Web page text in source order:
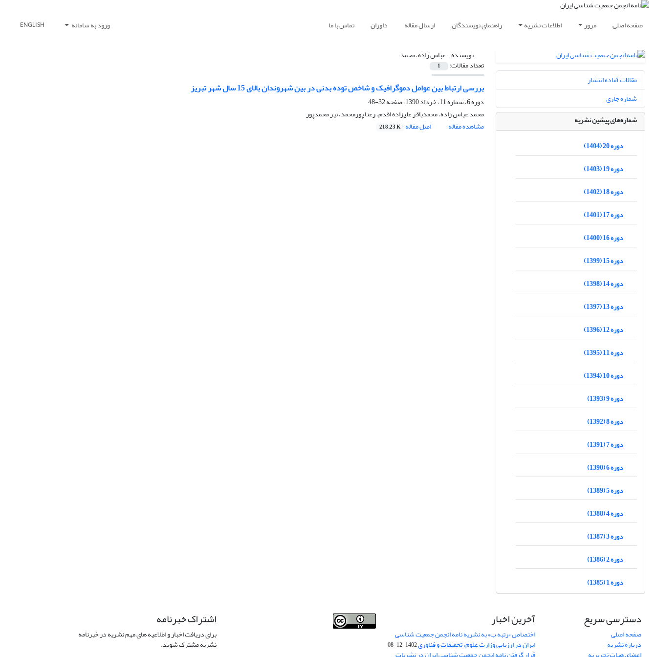
صفحه اصلی مرور اطلاعات نشریه راهنمای نویسندگان ارسال مقاله داوران تماس با ما ورود به سامانه ENGLISH
نویسنده =عباس زاده، محمد
تعداد مقالات: 1
بررسی ارتباط بین عوامل دموگرافیک و شاخص توده بدنی در بین شهروندان بالای 15 سال شهر تبریز
دوره 6، شماره 11، خرداد 1390، صفحه
32-48
محمد عباس زاده، محمدباقر علیزاده اقدم، رعنا پورمحمد، نیر محمدپور
مشاهده مقاله
اصل مقاله 218.23 K
مقالات آماده انتشار
شماره جاری
شماره‌های پیشین نشریه
دوره 20 (1404)
دوره 19 (1403)
دوره 18 (1402)
دوره 17 (1401)
دوره 16 (1400)
دوره 15 (1399)
دوره 14 (1398)
دوره 13 (1397)
دوره 12 (1396)
دوره 11 (1395)
دوره 10 (1394)
دوره 9 (1393)
دوره 8 (1392)
دوره 7 (1391)
دوره 6 (1390)
دوره 5 (1389)
دوره 4 (1388)
دوره 3 (1387)
دوره 2 (1386)
دوره 1 (1385)
دسترسی سریع
صفحه اصلی
درباره نشریه
آخرین اخبار
اختصاص «رتبه ب» به نشریه نامه انجمن جمعیت شناسی
ایران در ارزیابی وزارت علوم، تحقیقات و فناوری1402-12-08
اشتراک خبرنامه
برای دریافت اخبار و اطلاعیه های مهم نشریه در خبرنامه
نشریه مشترک شوید.